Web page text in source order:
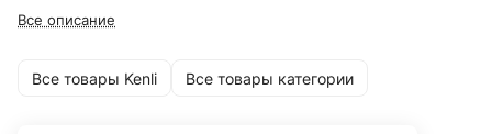
Все описание
Все товары Kenli Все товары категории